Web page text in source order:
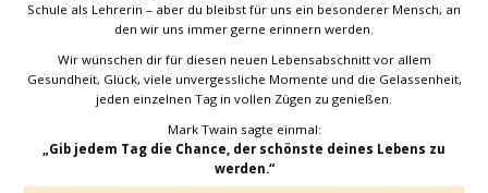
Schule als Lehrerin – aber du bleibst für uns ein besonderer Mensch, an
den wir uns immer gerne erinnern werden.
Wir wünschen dir für diesen neuen Lebensabschnitt vor allem
Gesundheit, Glück, viele unvergessliche Momente und die Gelassenheit,
jeden einzelnen Tag in vollen Zügen zu genießen.
Mark Twain sagte einmal:
„Gib jedem Tag die Chance, der schönste deines Lebens zu
werden.“